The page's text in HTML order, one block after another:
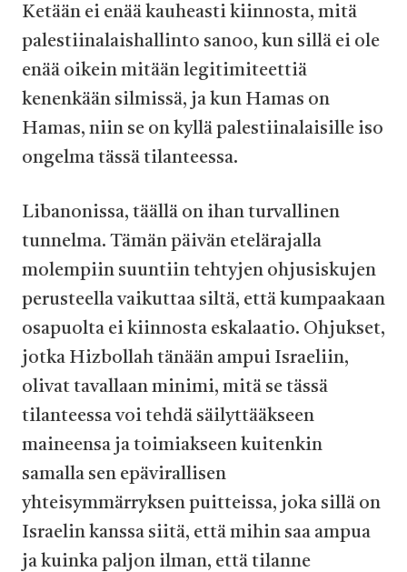
Ketään ei enää kauheasti kiinnosta, mitä
palestiinalaishallinto sanoo, kun sillä ei ole
enää oikein mitään legitimiteettiä
kenenkään silmissä, ja kun Hamas on
Hamas, niin se on kyllä palestiinalaisille iso
ongelma tässä tilanteessa.
Libanonissa, täällä on ihan turvallinen
tunnelma. Tämän päivän etelärajalla
molempiin suuntiin tehtyjen ohjusiskujen
perusteella vaikuttaa siltä, että kumpaakaan
osapuolta ei kiinnosta eskalaatio. Ohjukset,
jotka Hizbollah tänään ampui Israeliin,
olivat tavallaan minimi, mitä se tässä
tilanteessa voi tehdä säilyttääkseen
maineensa ja toimiakseen kuitenkin
samalla sen epävirallisen
yhteisymmärryksen puitteissa, joka sillä on
Israelin kanssa siitä, että mihin saa ampua
ja kuinka paljon ilman, että tilanne